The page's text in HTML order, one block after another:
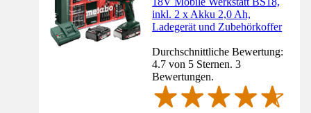
inkl. 2 x Akku 2,0 Ah,
Ladegerät und Zubehörkoffer
Durchschnittliche Bewertung:
4.7 von 5 Sternen. 3
Bewertungen.